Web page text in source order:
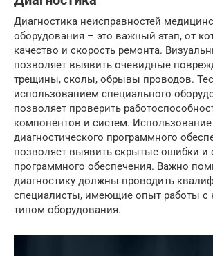
Диагностика неисправностей
оборудования – это важный этап, от
качество и скорость ремонта.
позволяет выявить очевидные
трещины, сколы, обрывы проводов.
использованием специального
позволяет проверить
компонентов и систем. Использование
диагностического программного
позволяет выявить скрытые ошибки и
программного обеспечения. Важно
диагностику должны проводить
специалисты, имеющие опыт работы с
типом оборудования.